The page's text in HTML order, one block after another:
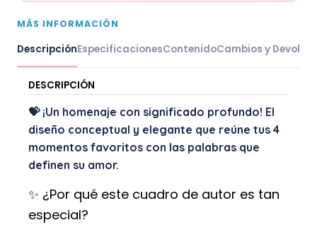
MÁS INFORMACIÓN
DescripciónEspecificacionesContenidoCambios y
DESCRIPCIÓN
💝 ¡Un homenaje con significado profundo! El
diseño conceptual y elegante que reúne tus 4
momentos favoritos con las palabras que
definen su amor.
✨ ¿Por qué este cuadro de autor es tan
especial?